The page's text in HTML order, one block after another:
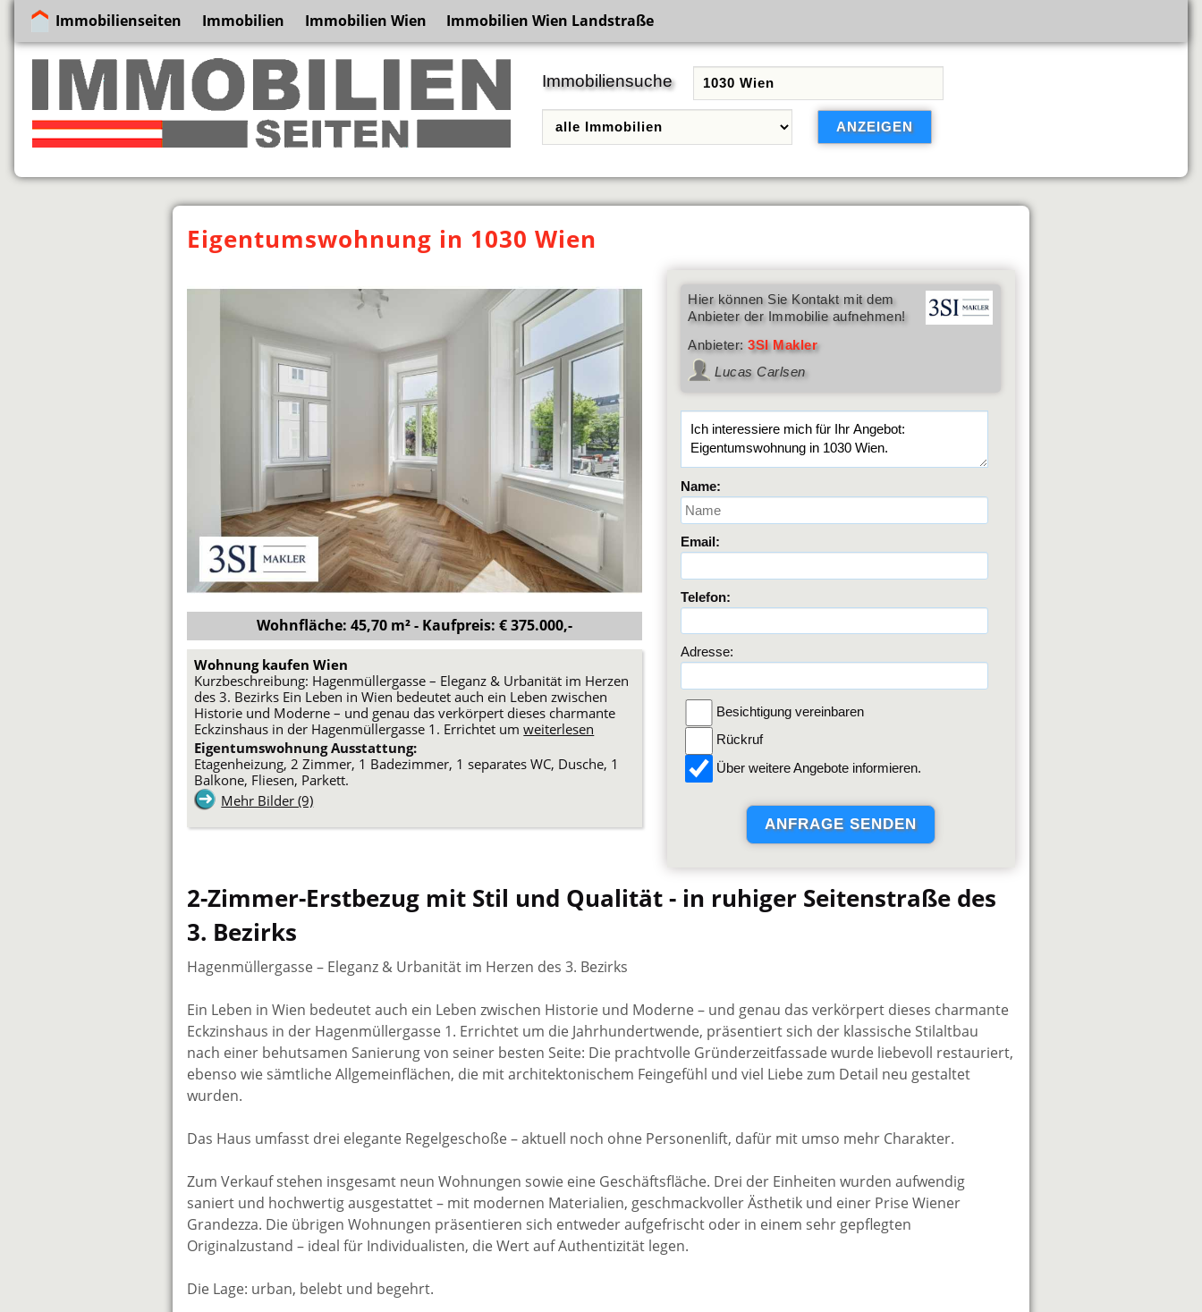
Immobilienseiten Immobilien Immobilien Wien Immobilien Wien Landstraße
Immobiliensuche
Eigentumswohnung in 1030 Wien
Wohnfläche: 45,70 m² - Kaufpreis: € 375.000,-
Wohnung kaufen Wien
Kurzbeschreibung: Hagenmüllergasse – Eleganz & Urbanität im Herzen
des 3. Bezirks Ein Leben in Wien bedeutet auch ein Leben zwischen
Historie und Moderne – und genau das verkörpert dieses charmante
Eckzinshaus in der Hagenmüllergasse 1. Errichtet umweiterlesen
Eigentumswohnung Ausstattung:
Etagenheizung, 2 Zimmer, 1 Badezimmer, 1 separates WC, Dusche, 1
Balkone, Fliesen, Parkett.
Mehr Bilder (9)
Hier können Sie Kontakt mit dem
Anbieter der Immobilie aufnehmen!
Anbieter:3SI Makler
Lucas Carlsen
Name:
Email:
Telefon:
Adresse:
Besichtigung vereinbaren
Rückruf
Über weitere Angebote informieren.
2-Zimmer-Erstbezug mit Stil und Qualität - in ruhiger Seitenstraße des
3. Bezirks
Hagenmüllergasse – Eleganz & Urbanität im Herzen des 3. Bezirks
Ein Leben in Wien bedeutet auch ein Leben zwischen Historie und Moderne – und genau das verkörpert dieses charmante
Eckzinshaus in der Hagenmüllergasse 1. Errichtet um die Jahrhundertwende, präsentiert sich der klassische Stilaltbau
nach einer behutsamen Sanierung von seiner besten Seite: Die prachtvolle Gründerzeitfassade wurde liebevoll restauriert,
ebenso wie sämtliche Allgemeinflächen, die mit architektonischem Feingefühl und viel Liebe zum Detail neu gestaltet
wurden.
Das Haus umfasst drei elegante Regelgeschoße – aktuell noch ohne Personenlift, dafür mit umso mehr Charakter.
Zum Verkauf stehen insgesamt neun Wohnungen sowie eine Geschäftsfläche. Drei der Einheiten wurden aufwendig
saniert und hochwertig ausgestattet – mit modernen Materialien, geschmackvoller Ästhetik und einer Prise Wiener
Grandezza. Die übrigen Wohnungen präsentieren sich entweder aufgefrischt oder in einem sehr gepflegten
Originalzustand – ideal für Individualisten, die Wert auf Authentizität legen.
Die Lage: urban, belebt und begehrt.